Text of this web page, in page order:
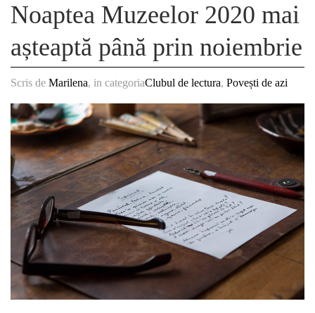
Noaptea Muzeelor 2020 mai
așteaptă până prin noiembrie
Scris de Marilena, in categoriaClubul de lectura, Povești de azi